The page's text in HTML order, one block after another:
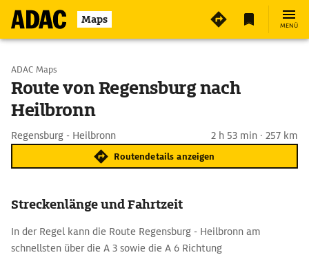
Maps MENÜ
Start wählen
Ziel eingeben
ADAC Maps
Route von Regensburg nach
Heilbronn
Regensburg - Heilbronn 2 h 53 min · 257 km
Routendetails anzeigen
Streckenlänge und Fahrtzeit
In der Regel kann die Route Regensburg - Heilbronn am
schnellsten über die A 3 sowie die A 6 Richtung